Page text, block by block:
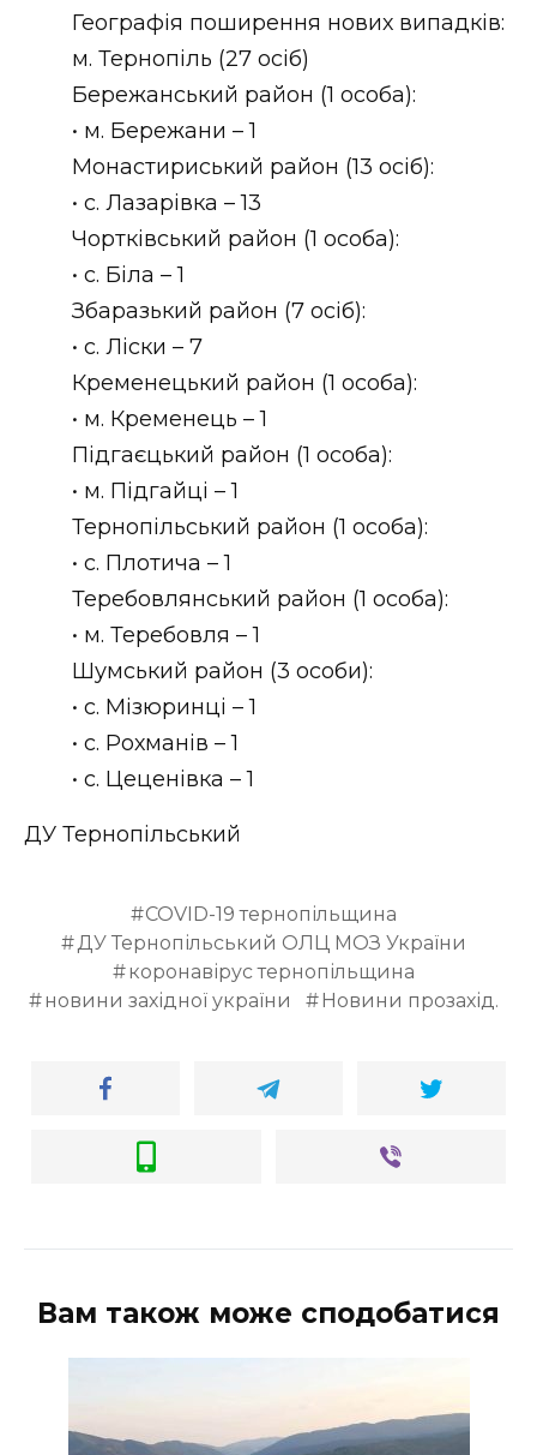
Географія поширення нових випадків:
м. Тернопіль (27 осіб)
Бережанський район (1 особа):
• м. Бережани – 1
Монастириський район (13 осіб):
• с. Лазарівка – 13
Чортківський район (1 особа):
• с. Біла – 1
Збаразький район (7 осіб):
• с. Ліски – 7
Кременецький район (1 особа):
• м. Кременець – 1
Підгаєцький район (1 особа):
• м. Підгайці – 1
Тернопільський район (1 особа):
• с. Плотича – 1
Теребовлянський район (1 особа):
• м. Теребовля – 1
Шумський район (3 особи):
• с. Мізюринці – 1
• с. Рохманів – 1
• с. Цеценівка – 1
ДУ Тернопільський
COVID-19 тернопільщина
ДУ Тернопільський ОЛЦ МОЗ України
коронавірус тернопільщина
новини західної україни
Новини прозахід.
Вам також може сподобатися